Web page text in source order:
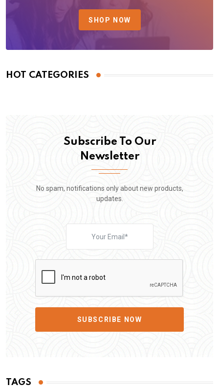
SHOP NOW
HOT CATEGORIES
Subscribe To Our
Newsletter
No spam, notifications only about new products,
updates.
SUBSCRIBE NOW
TAGS